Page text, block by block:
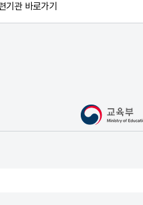
기관 바로가기